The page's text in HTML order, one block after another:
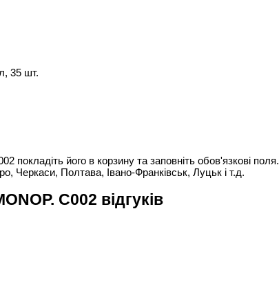
35 шт.
його в корзину та заповніть обов'язкові поля.
Черкаси, Полтава, Івано-Франківськ, Луцьк і т.д.
C002 відгуків